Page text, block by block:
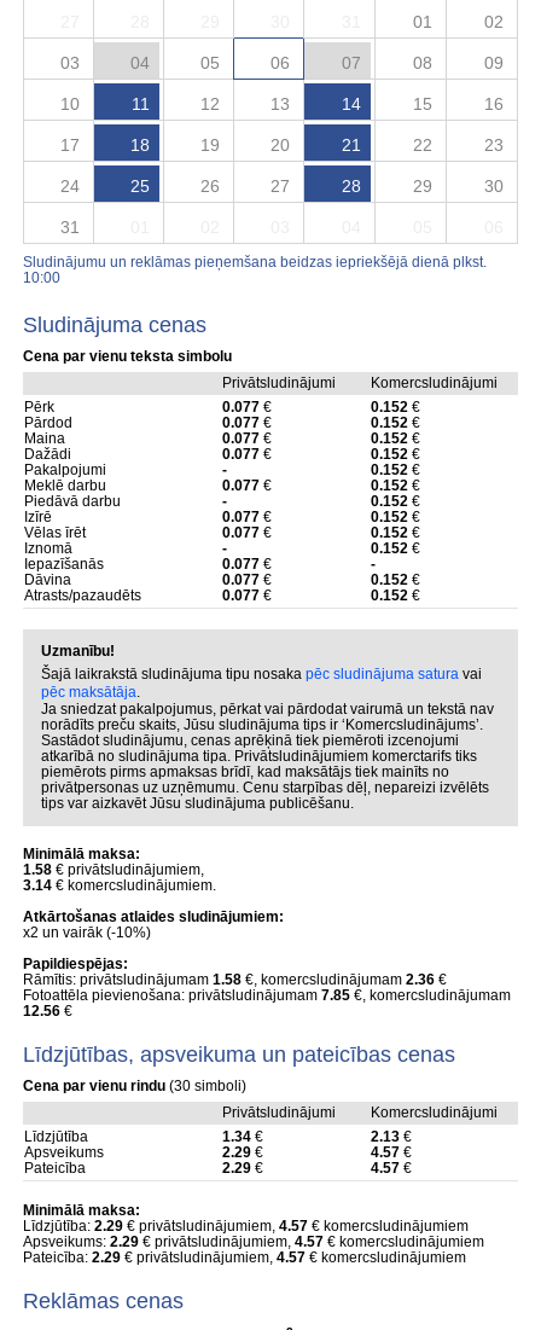
01 02
03 04 05 06 07 08 09
10 11 12 13 14 15 16
17 18 19 20 21 22 23
24 25 26 27 28 29 30
31
Sludinājumu un reklāmas pieņemšana beidzas iepriekšējā dienā plkst.
10:00
Sludinājuma cenas
Cena par vienu teksta simbolu
Privātsludinājumi
Komercsludinājumi
Pērk
0.077€ 0.152€
Pārdod
0.077€ 0.152€
Maina
0.077€ 0.152€
Dažādi
0.077€ 0.152€
Pakalpojumi
- 0.152€
Meklē darbu
0.077€ 0.152€
Piedāvā darbu
- 0.152€
Izīrē
0.077€ 0.152€
Vēlas īrēt
0.077€ 0.152€
Iznomā
- 0.152€
Iepazīšanās
0.077€
-
Dāvina
0.077€ 0.152€
Atrasts/pazaudēts
0.077€ 0.152€
Uzmanību!
Šajā laikrakstā sludinājuma tipu nosaka pēc sludinājuma saturavai
pēc maksātāja.
Ja sniedzat pakalpojumus, pērkat vai pārdodat vairumā un tekstā nav
norādīts preču skaits, Jūsu sludinājuma tips ir ‘Komercsludinājums’.
Sastādot sludinājumu, cenas aprēķinā tiek piemēroti izcenojumi
atkarībā no sludinājuma tipa. Privātsludinājumiem komerctarifs tiks
piemērots pirms apmaksas brīdī, kad maksātājs tiek mainīts no
privātpersonas uz uzņēmumu. Cenu starpības dēļ, nepareizi izvēlēts
tips var aizkavēt Jūsu sludinājuma publicēšanu.
Minimālā maksa:
1.58€ privātsludinājumiem,
3.14€ komercsludinājumiem.
Atkārtošanas atlaides sludinājumiem:
x2 un vairāk (-10%)
Papildiespējas:
Rāmītis: privātsludinājumam 1.58€, komercsludinājumam 2.36€
Fotoattēla pievienošana: privātsludinājumam 7.85€, komercsludinājumam
12.56€
Līdzjūtības, apsveikuma un pateicības cenas
Cena par vienu rindu (30 simboli)
Privātsludinājumi
Komercsludinājumi
Līdzjūtība
1.34€ 2.13€
Apsveikums
2.29€ 4.57€
Pateicība
2.29€ 4.57€
Minimālā maksa:
Līdzjūtība: 2.29€ privātsludinājumiem, 4.57€ komercsludinājumiem
Apsveikums: 2.29€ privātsludinājumiem, 4.57€ komercsludinājumiem
Pateicība: 2.29€ privātsludinājumiem, 4.57€ komercsludinājumiem
Reklāmas cenas